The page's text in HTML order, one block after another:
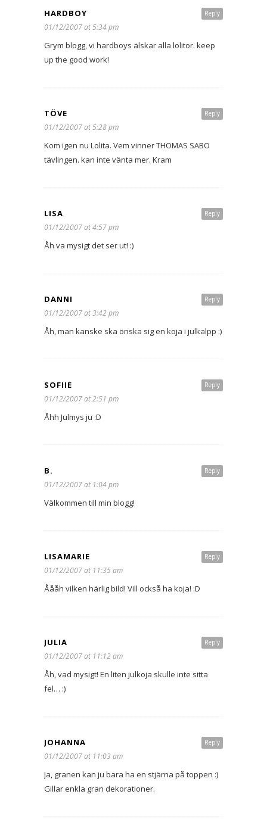
Reply
HARDBOY
01/12/2007 at 5:34 pm
Grym blogg, vi hardboys älskar alla lolitor. keep
up the good work!
Reply
TÖVE
01/12/2007 at 5:28 pm
Kom igen nu Lolita. Vem vinner THOMAS SABO
tävlingen. kan inte vänta mer. Kram
Reply
LISA
01/12/2007 at 4:57 pm
Åh va mysigt det ser ut! :)
Reply
DANNI
01/12/2007 at 3:42 pm
Åh, man kanske ska önska sig en koja i julkalpp :)
Reply
SOFIIE
01/12/2007 at 2:51 pm
Åhh Julmys ju :D
Reply
B.
01/12/2007 at 1:04 pm
Välkommen till min blogg!
Reply
LISAMARIE
01/12/2007 at 11:35 am
Åååh vilken härlig bild! Vill också ha koja! :D
Reply
JULIA
01/12/2007 at 11:12 am
Åh, vad mysigt! En liten julkoja skulle inte sitta
fel… :)
Reply
JOHANNA
01/12/2007 at 11:03 am
Ja, granen kan ju bara ha en stjärna på toppen :)
Gillar enkla gran dekorationer.